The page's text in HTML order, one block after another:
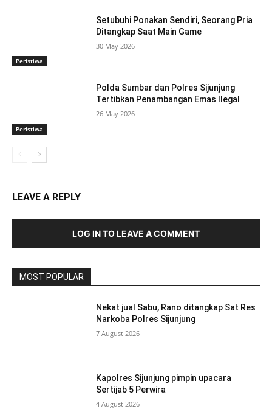
Peristiwa
Setubuhi Ponakan Sendiri, Seorang Pria
Ditangkap Saat Main Game
30 May 2026
Peristiwa
Polda Sumbar dan Polres Sijunjung
Tertibkan Penambangan Emas Ilegal
26 May 2026
LEAVE A REPLY
LOG IN TO LEAVE A COMMENT
MOST POPULAR
Nekat jual Sabu, Rano ditangkap Sat Res
Narkoba Polres Sijunjung
7 August 2026
Kapolres Sijunjung pimpin upacara
Sertijab 5 Perwira
4 August 2026